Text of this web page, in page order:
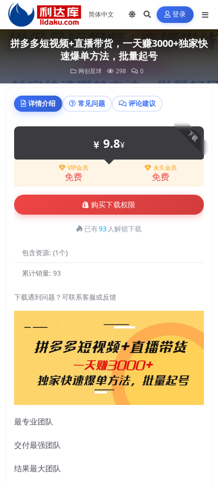
登录
拼多多短视频+直播带货，一天赚3000+独家快
速爆单方法，批量起号
网创星球 298 0
详情介绍 常见问题 评论建议
下载
9.8¥
VIP会员
免费
永久会员
免费
购买下载权限
已有93 人解锁下载
包含资源: (1个)
累计销量: 93
下载遇到问题？可联系客服或反馈
最专业团队
交付最强团队
结果最大团队